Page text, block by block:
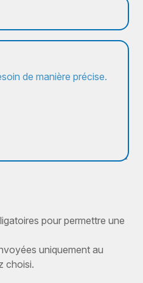
pour permettre une
uniquement au
choisi.